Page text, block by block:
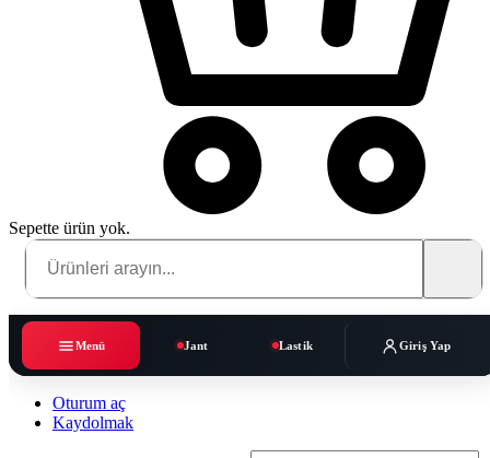
Menü Jant Lastik Giriş Yap
Sepette ürün yok.
Oturum aç
Kaydolmak